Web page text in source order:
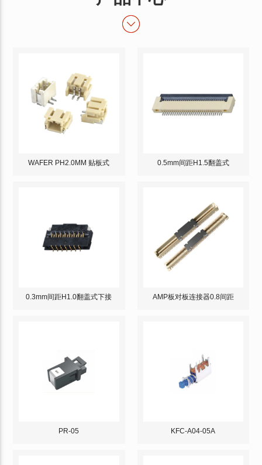
WAFER PH2.0MM 贴板式 0.5mm间距H1.5翻盖式
0.3mm间距H1.0翻盖式下接 AMP板对板连接器0.8间距
PR-05 KFC-A04-05A